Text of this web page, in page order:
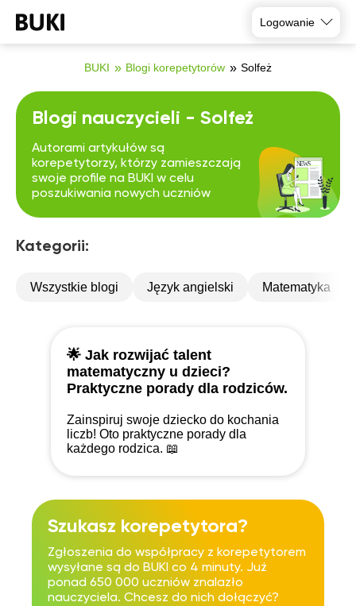
Logowanie
BUKI Blogi korepetytorów Solfeż
Blogi nauczycieli - Solfeż
Autorami artykułów są
korepetytorzy, którzy zamieszczają
swoje profile na BUKI w celu
poszukiwania nowych uczniów
Kategorii:
Wszystkie blogi Język angielski Matematyka
🌟 Jak rozwijać talent
matematyczny u dzieci?
Praktyczne porady dla rodziców.
Zainspiruj swoje dziecko do kochania
liczb! Oto praktyczne porady dla
każdego rodzica. 📖
Szukasz korepetytora?
Zgłoszenia do współpracy z korepetytorem
wysyłane są do BUKI co 4 minuty. Już
ponad 650 000 uczniów znalazło
nauczyciela. Chcesz do nich dołączyć?